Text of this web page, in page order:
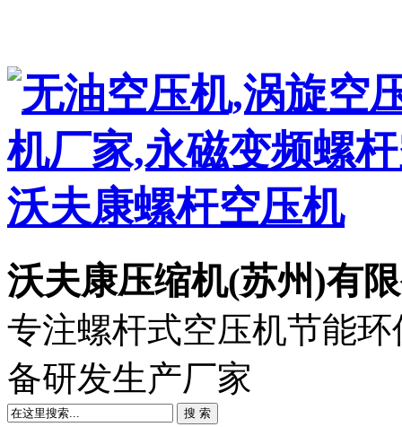
沃夫康压缩机(苏州)有
专注螺杆式空压机节能
备研发生产厂家